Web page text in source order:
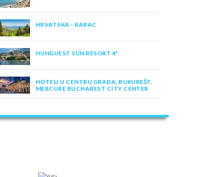
HRVATSKA - RABAC
HUNGUEST SUN RESORT 4*
HOTELI U CENTRU GRADA, BUKUREŠT,
MERCURE BUCHAREST CITY CENTER